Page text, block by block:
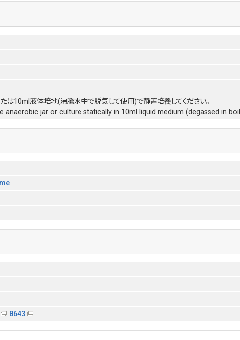
は10ml液体培地(沸騰水中で脱気して使用)で静置培養してください。
anaerobic jar or culture statically in 10ml liquid medium (degassed in
8643